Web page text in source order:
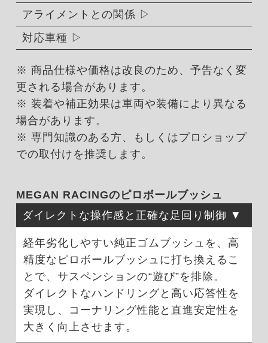
アライメントとの関係
対応車種
※ 商品仕様や価格は改良のため、予告なく変
更される場合があります。
※ 装着や補正効果は車両や装備により異なる
場合があります。
※ 専門知識のある方、もしくはプロショップ
での取付けを推奨します。
MEGAN RACINGのピロボールブッシュ
ダイレクトな操作感と正確な足回り制御
経年劣化しやすい純正ゴムブッシュを、高
精度なピロボールブッシュに打ち換えるこ
とで、サスペンションの“遊び”を排除。
ダイレクトなハンドリングと高い応答性を
実現し、コーナリング性能と直進安定性を
大きく向上させます。